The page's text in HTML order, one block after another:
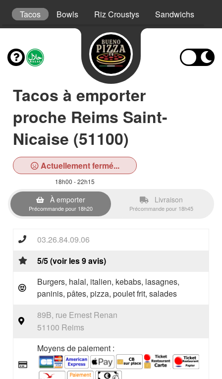
Tacos Bowls Riz Croustys Sandwichs
Tacos à emporter
proche Reims Saint-
Nicaise (51100)
Actuellement fermé...
18h00 - 22h15
À emporter
Précommande pour 18h20
Livraison
Précommande pour 18h45
03.26.84.09.06
5/5 (voir les 9 avis)
Burgers, halal, italien, kebabs, lasagnes,
paninis, pâtes, pizza, poulet frit, salades
89B, rue Ernest Renan
51100 Reims
Moyens de paiement :